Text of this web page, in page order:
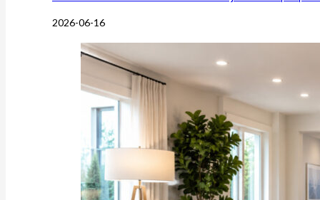
2026-06-16